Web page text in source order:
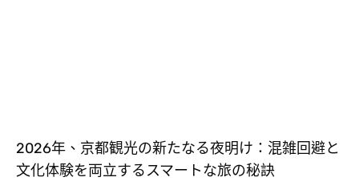
2026年、京都観光の新たなる夜明け：混雑回避と
文化体験を両立するスマートな旅の秘訣